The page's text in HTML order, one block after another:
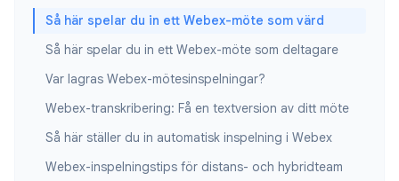
Så här spelar du in ett Webex-möte som värd
Så här spelar du in ett Webex-möte som deltagare
Var lagras Webex-mötesinspelningar?
Webex-transkribering: Få en textversion av ditt möte
Så här ställer du in automatisk inspelning i Webex
Webex-inspelningstips för distans- och hybridteam